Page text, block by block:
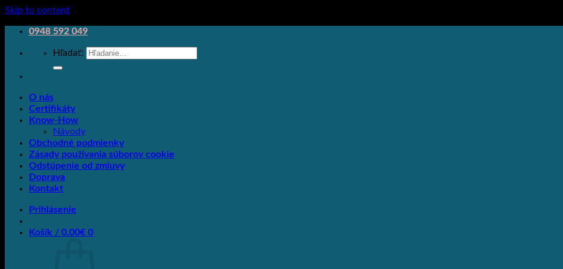
Skip to content
0948 592 049
Hľadať:
O nás
Certifikáty
Know-How
Návody
Obchodné podmienky
Zásady používania súborov cookie
Odstúpenie od zmluvy
Doprava
Kontakt
Prihlásenie
Košík / 0.00€ 0